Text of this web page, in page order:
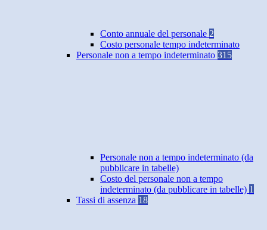
Conto annuale del personale 2
Costo personale tempo indeterminato
Personale non a tempo indeterminato 315
Personale non a tempo indeterminato (da
pubblicare in tabelle)
Costo del personale non a tempo
indeterminato (da pubblicare in tabelle) 1
Tassi di assenza 18